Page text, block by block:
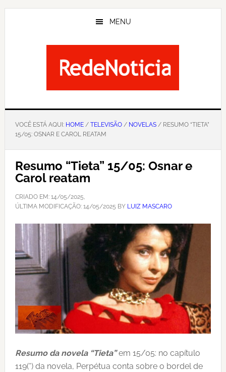
Skip
MENU
VOCÊ ESTÁ AQUI: HOME/ TELEVISÃO/ NOVELAS/ RESUMO “TIETA”
15/05: OSNAR E CAROL REATAM
Resumo “Tieta” 15/05: Osnar e
Carol reatam
CRIADO EM: 14/05/2025,
ÚLTIMA MODIFICAÇÃO: 14/05/2025 BY LUIZ MASCARO
Resumo da novela “Tieta”em 15/05: no capítulo
119(*) da novela, Perpétua conta sobre o bordel de